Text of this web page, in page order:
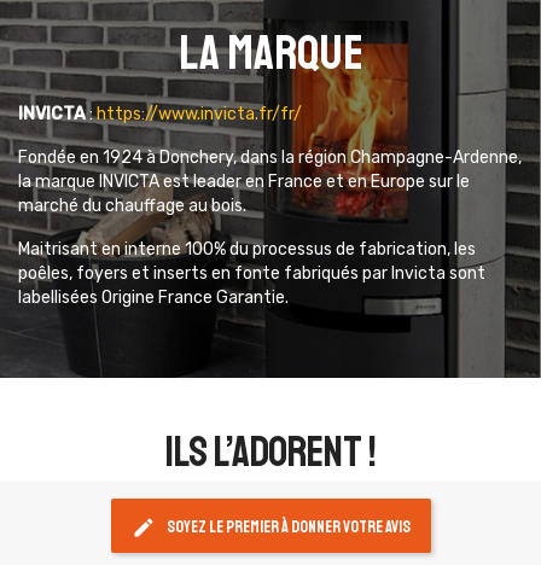
La marque
INVICTA:https://www.invicta.fr/fr/
Fondée en 1924 à Donchery, dans la région Champagne-Ardenne,
la marque INVICTA est leader en France et en Europe sur le
marché du chauffage au bois.
Maitrisant en interne 100% du processus de fabrication, les
poêles, foyers et inserts en fonte fabriqués par Invicta sont
labellisées Origine France Garantie.
ils l’adorent !
edit Soyez le premier à donner votre avis